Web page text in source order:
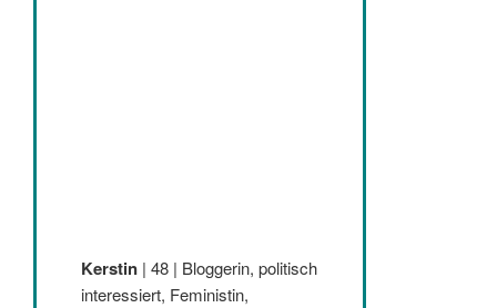
Kerstin | 48 | Bloggerin, politisch
interessiert, Feministin,